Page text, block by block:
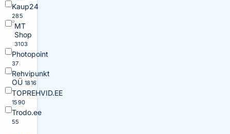
Kaup24
285
MT
Shop
3103
Photopoint
37
Rehvipunkt
OÜ 1816
TOPREHVID.EE
1590
Trodo.ee
55